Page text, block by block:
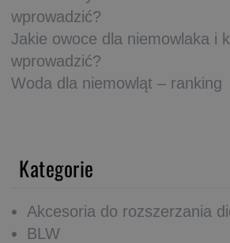
wprowadzić?
Jakie owoce dla niemowlaka i
wprowadzić?
Woda dla niemowląt – ranking
Kategorie
Akcesoria do rozszerzania
BLW